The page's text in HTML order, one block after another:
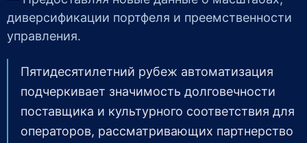
диверсификации портфеля и преемственности
управления.
Пятидесятилетний рубеж автоматизация
подчеркивает значимость долговечности
поставщика и культурного соответствия для
операторов, рассматривающих партнерство